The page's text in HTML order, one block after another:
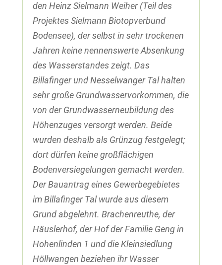
den Heinz Sielmann Weiher (Teil des
Projektes Sielmann Biotopverbund
Bodensee), der selbst in sehr trockenen
Jahren keine nennenswerte Absenkung
des Wasserstandes zeigt. Das
Billafinger und Nesselwanger Tal halten
sehr große Grundwasservorkommen, die
von der Grundwasserneubildung des
Höhenzuges versorgt werden. Beide
wurden deshalb als Grünzug festgelegt;
dort dürfen keine großflächigen
Bodenversiegelungen gemacht werden.
Der Bauantrag eines Gewerbegebietes
im Billafinger Tal wurde aus diesem
Grund abgelehnt. Brachenreuthe, der
Häuslerhof, der Hof der Familie Geng in
Hohenlinden 1 und die Kleinsiedlung
Höllwangen beziehen ihr Wasser